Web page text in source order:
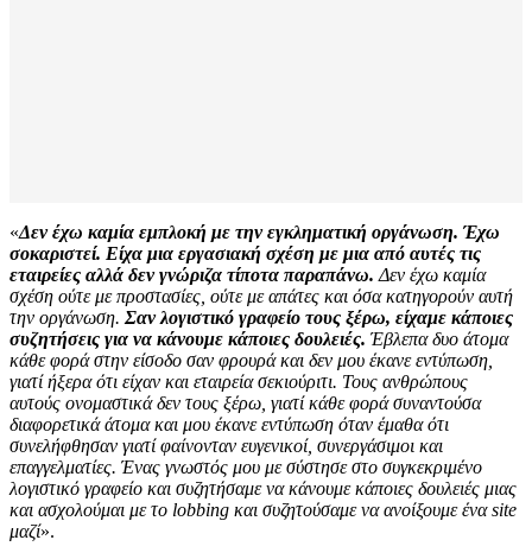
«Δεν έχω καμία εμπλοκή με την εγκληματική οργάνωση. Έχω
σοκαριστεί. Είχα μια εργασιακή σχέση με μια από αυτές τις
εταιρείες αλλά δεν γνώριζα τίποτα παραπάνω. Δεν έχω καμία
σχέση ούτε με προστασίες, ούτε με απάτες και όσα κατηγορούν αυτή
την οργάνωση. Σαν λογιστικό γραφείο τους ξέρω, είχαμε κάποιες
συζητήσεις για να κάνουμε κάποιες δουλειές. Έβλεπα δυο άτομα
κάθε φορά στην είσοδο σαν φρουρά και δεν μου έκανε εντύπωση,
γιατί ήξερα ότι είχαν και εταιρεία σεκιούριτι. Τους ανθρώπους
αυτούς ονομαστικά δεν τους ξέρω, γιατί κάθε φορά συναντούσα
διαφορετικά άτομα και μου έκανε εντύπωση όταν έμαθα ότι
συνελήφθησαν γιατί φαίνονταν ευγενικοί, συνεργάσιμοι και
επαγγελματίες. Ένας γνωστός μου με σύστησε στο συγκεκριμένο
λογιστικό γραφείο και συζητήσαμε να κάνουμε κάποιες δουλειές μιας
και ασχολούμαι με το lobbing και συζητούσαμε να ανοίξουμε ένα site
μαζί».